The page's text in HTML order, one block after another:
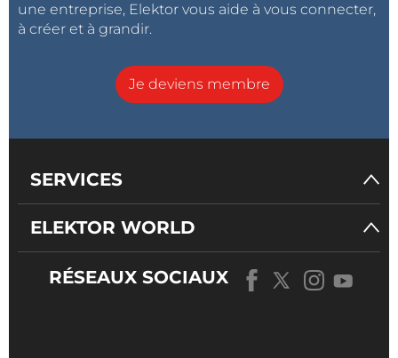
une entreprise, Elektor vous aide à vous connecter,
à créer et à grandir.
Je deviens membre
SERVICES
ELEKTOR WORLD
RÉSEAUX SOCIAUX